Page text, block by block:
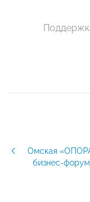
Омская
бизнес-